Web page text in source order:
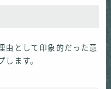
由として印象的だった意
します。